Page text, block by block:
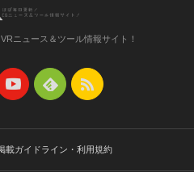
ニュース＆ツール情報サイト！
載ガイドライン・利用規約